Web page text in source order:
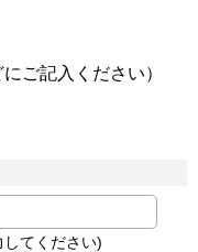
ご記入ください）
てください)